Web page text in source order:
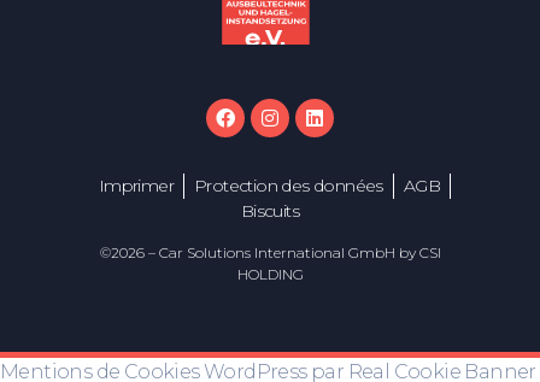
Imprimer Protection des données
AGB
Biscuits
©2026 – Car Solutions International GmbH by CSI
HOLDING
Mentions de Cookies WordPress par Real Cookie Banner